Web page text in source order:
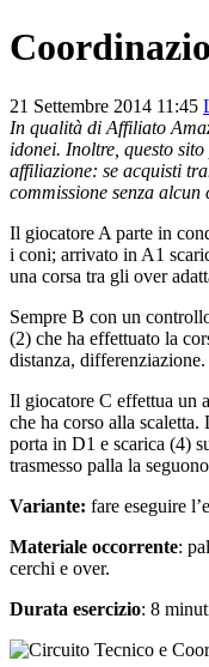
21 Settembre 2014 11:45
In qualità di Affiliato
idonei. Inoltre, questo
affiliazione: se acquisti
commissione senza
Il giocatore A parte in
i coni; arrivato in A1
una corsa tra gli over
Sempre B con un
(2) che ha effettuato la
distanza, differenziazione.
Il giocatore C effettua un
che ha corso alla
porta in D1 e scarica (4)
trasmesso palla la
Variante: fare eseguire
Materiale occorrente:
cerchi e over.
Durata esercizio: 8